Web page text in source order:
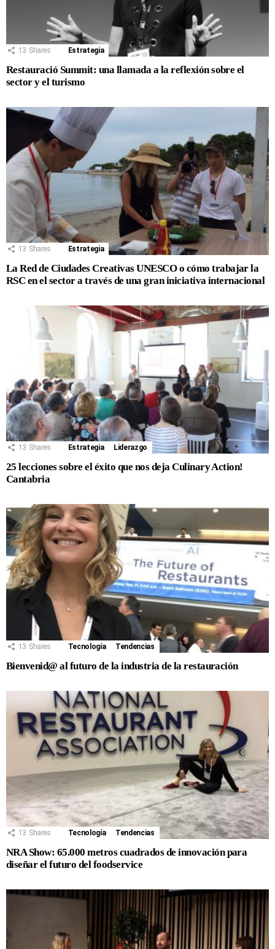
13 Shares Estrategia
Restauració Summit: una llamada a la reflexión sobre el
sector y el turismo
13 Shares Estrategia
La Red de Ciudades Creativas UNESCO o cómo trabajar la
RSC en el sector a través de una gran iniciativa internacional
13 Shares Estrategia Liderazgo
25 lecciones sobre el éxito que nos deja Culinary Action!
Cantabria
13 Shares Tecnología Tendencias
Bienvenid@ al futuro de la industria de la restauración
13 Shares Tecnología Tendencias
NRA Show: 65.000 metros cuadrados de innovación para
diseñar el futuro del foodservice